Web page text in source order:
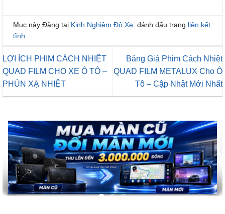
Mục này Đăng tại Kinh Nghiệm Độ Xe . đánh dấu trang liên kết
tĩnh
LỢI ÍCH PHIM CÁCH NHIỆT
QUAD FILM CHO XE Ô TÔ –
PHÚN XẠ NHIỆT
Bảng Giá Phim Cách Nhiệt
QUAD FILM METALUX Cho Ô
Tô – Cập Nhật Mới Nhất